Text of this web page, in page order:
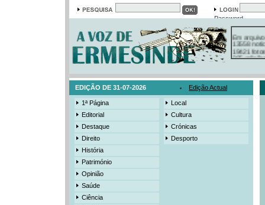
Password
Em arquivo
13558
19421
385
EDIÇÃO DE 31-07-2026 Edição Actual
1ª Página
Editorial
Destaque
Direito
História
Património
Opinião
Saúde
Ciência
Local
Cultura
Crónicas
Desporto